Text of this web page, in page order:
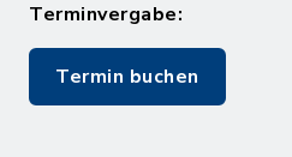
Terminvergabe:
Termin buchen